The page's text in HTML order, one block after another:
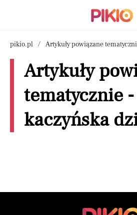
pikio.pl Artykuły powiązane
Artykuły
tematycznie -
kaczyńska